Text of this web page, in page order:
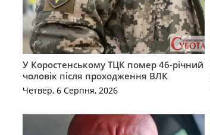
У Коростенському ТЦК помер 46-річний
чоловік після проходження ВЛК
Четвер, 6 Серпня, 2026